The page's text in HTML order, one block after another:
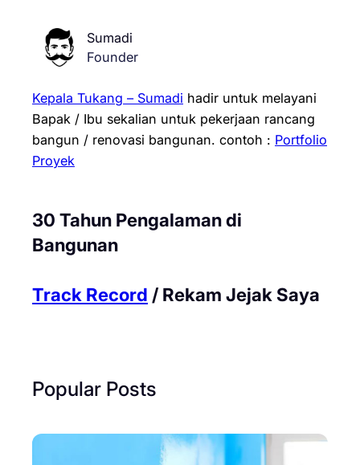
Sumadi
Founder
Kepala Tukang – Sumadi hadir untuk melayani
Bapak / Ibu sekalian untuk pekerjaan rancang
bangun / renovasi bangunan. contoh : Portfolio
Proyek
30 Tahun Pengalaman di
Bangunan
Track Record / Rekam Jejak Saya
Popular Posts